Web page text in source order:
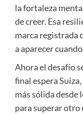
la fortaleza
de creer. Esa
marca registrada
a aparecer
Ahora el desafío
final espera
más sólida desde
para superar otro